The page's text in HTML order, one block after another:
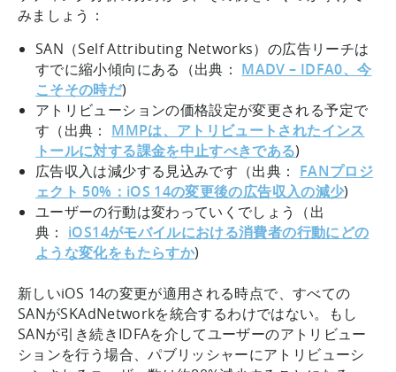
みましょう：
SAN（Self Attributing Networks）の広告リーチは
すでに縮小傾向にある（出典： MADV – IDFA0、今
こそその時だ)
アトリビューションの価格設定が変更される予定で
す（出典： MMPは、アトリビュートされたインス
トールに対する課金を中止すべきである)
広告収入は減少する見込みです（出典： FANプロジ
ェクト 50%：iOS 14の変更後の広告収入の減少)
ユーザーの行動は変わっていくでしょう（出
典： iOS14がモバイルにおける消費者の行動にどの
ような変化をもたらすか)
新しいiOS 14の変更が適用される時点で、すべての
SANがSKAdNetworkを統合するわけではない。もし
SANが引き続きIDFAを介してユーザーのアトリビュー
ションを行う場合、パブリッシャーにアトリビューシ